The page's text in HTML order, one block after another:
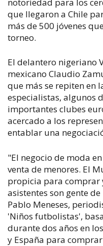
que llegaron a Chile
más de 500 jóvenes
torneo.
El delantero nigeriano
mexicano Claudio
que más se repiten en
especialistas, algunos
importantes clubes
acercado a los
entablar una
"El negocio de moda
venta de menores. El
propicia para comprar
asistentes son gente
Pablo Meneses,
'Niños futbolistas',
durante dos años en
y España para